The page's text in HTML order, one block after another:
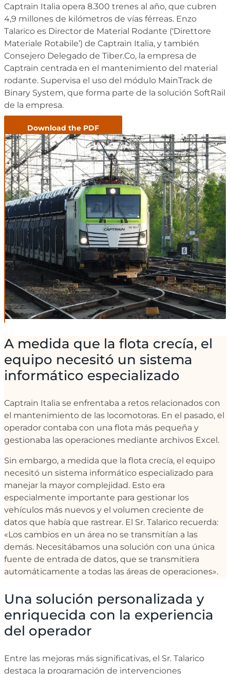
Captrain Italia opera 8.300 trenes al año, que cubren
4,9 millones de kilómetros de vías férreas. Enzo
Talarico es Director de Material Rodante (‘Direttore
Materiale Rotabile’) de Captrain Italia, y también
Consejero Delegado de Tiber.Co, la empresa de
Captrain centrada en el mantenimiento del material
rodante. Supervisa el uso del módulo MainTrack de
Binary System, que forma parte de la solución SoftRail
de la empresa.
Download the PDF
A medida que la flota crecía, el
equipo necesitó un sistema
informático especializado
Captrain Italia se enfrentaba a retos relacionados con
el mantenimiento de las locomotoras. En el pasado, el
operador contaba con una flota más pequeña y
gestionaba las operaciones mediante archivos Excel.
Sin embargo, a medida que la flota crecía, el equipo
necesitó un sistema informático especializado para
manejar la mayor complejidad. Esto era
especialmente importante para gestionar los
vehículos más nuevos y el volumen creciente de
datos que había que rastrear. El Sr. Talarico recuerda:
«Los cambios en un área no se transmitían a las
demás. Necesitábamos una solución con una única
fuente de entrada de datos, que se transmitiera
automáticamente a todas las áreas de operaciones».
Una solución personalizada y
enriquecida con la experiencia
del operador
Entre las mejoras más significativas, el Sr. Talarico
destaca la programación de intervenciones